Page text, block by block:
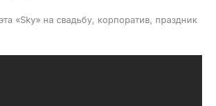
«Sky» на свадьбу, корпоратив, праздник